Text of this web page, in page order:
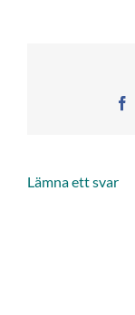
Lämna ett svar